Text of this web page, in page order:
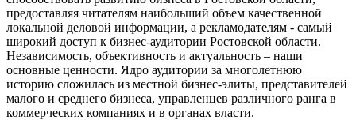
предоставляя читателям наибольший объем качественной
локальной деловой информации, а рекламодателям - самый
широкий доступ к бизнес-аудитории Ростовской области.
Независимость, объективность и актуальность – наши
основные ценности. Ядро аудитории за многолетнюю
историю сложилась из местной бизнес-элиты, представителей
малого и среднего бизнеса, управленцев различного ранга в
коммерческих компаниях и в органах власти.